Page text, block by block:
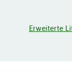
Erweiterte